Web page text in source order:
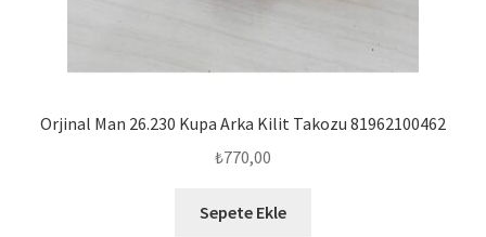
Orjinal Man 26.230 Kupa Arka Kilit Takozu 81962100462
₺770,00
Sepete Ekle